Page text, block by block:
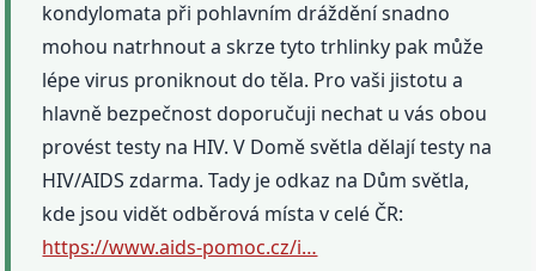
kondylomata při pohlavním dráždění snadno
mohou natrhnout a skrze tyto trhlinky pak může
lépe virus proniknout do těla. Pro vaši jistotu a
hlavně bezpečnost doporučuji nechat u vás obou
provést testy na HIV. V Domě světla dělají testy na
HIV/AIDS zdarma. Tady je odkaz na Dům světla,
kde jsou vidět odběrová místa v celé ČR:
https://www.aids-pomoc.cz/i…